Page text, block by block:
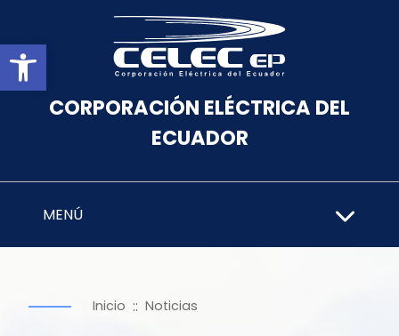
Abrir barra de herramientas
CORPORACIÓN ELÉCTRICA DEL
ECUADOR
MENÚ
Inicio :: Noticias